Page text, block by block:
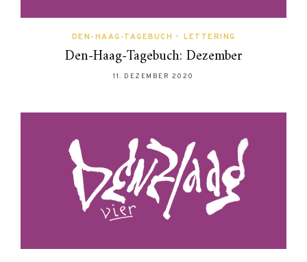
DEN-HAAG-TAGEBUCH • LETTERING
Den-Haag-Tagebuch: Dezember
11. DEZEMBER 2020